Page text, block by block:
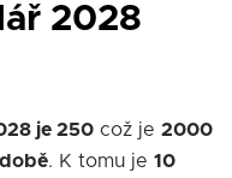
2028
je 250 což je 2000
. K tomu je 10